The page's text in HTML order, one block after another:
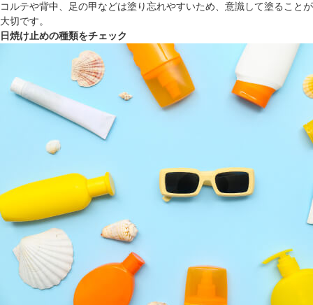
コルテや背中、足の甲などは塗り忘れやすいため、意識して塗ることが
大切です。
日焼け止めの種類をチェック